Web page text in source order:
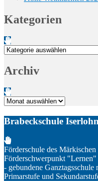
Kategorien
Kategorien
Archiv
Archiv
Brabeckschule Iserlohn
Förderschule des Märkischen
Förderschwerpunkt "Lernen"
- gebundene Ganztagsschule
Primarstufe und